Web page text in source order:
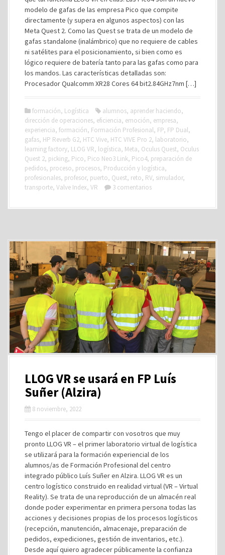
modelo de gafas de las empresa Pico que compite
directamente (y supera en algunos aspectos) con las
Meta Quest 2. Como las Quest se trata de un modelo de
gafas standalone (inalámbrico) que no requiere de cables
ni satélites para el posicionamiento, si bien como es
lógico requiere de batería tanto para las gafas como para
los mandos. Las características detalladas son:
Procesador Qualcomm XR28 Cores 64 bit2.84GHz7nm […]
formación, Logística alumnos, aprender haciendo,
dirección de operaciones, eficiencia, emoción, empresa,
experiencia, formación, Formación Profesional, FP, FP Dual,
gafas, HP Reverb G2, HTC Vive, HTC VIVE Pro 2, laboratorio,
learning factory, LLOG VR, logística, Meta, Oculus Quest, Oculus
Quest 2, picking, Pico, Pico Neo3 Link, Pico4, preparación de
pedidos, proceso, procesos, Producción y logística,
profesionales, profesor, puerto, Quest, reto, RV, simulador,
transporte, Valve Index, VR 3 comentarios
LLOG VR se usará en FP Luís
Suñer (Alzira)
8 noviembre, 2022
Tengo el placer de compartir con vosotros que muy
pronto LLOG VR – el primer laboratorio virtual de logística
se utilizará para la formación experiencial de los
alumnos/as de Formación Profesional del centro
integrado público Luís Suñer en Alzira. LLOG VR es un
centro logístico construido en realidad virtual (VR – Virtual
Reality). Se trata de una reproducción de un almacén real
donde poder experimentar en primera persona todas las
acciones y decisiones propias de los procesos logísticos
(recepción, manutención, almacenaje, preparación de
pedidos, expediciones, gestión de inventarios, etc.).
Desde aquí quiero agradecer públicamente la confianza